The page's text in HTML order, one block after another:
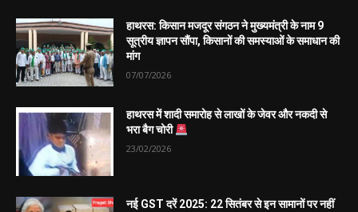
हाथरस: किसान मजदूर संगठन ने मुख्यमंत्री के नाम 9
सूत्रीय ज्ञापन सौंपा, किसानों की समस्याओं के समाधान की
मांग
07/07/2026
हाथरस में शादी समारोह से लाखों के जेवर और नकदी से
भरा बैग चोरी
23/02/2026
नई GST दरें 2025: 22 सितंबर से इन सामानों पर नहीं